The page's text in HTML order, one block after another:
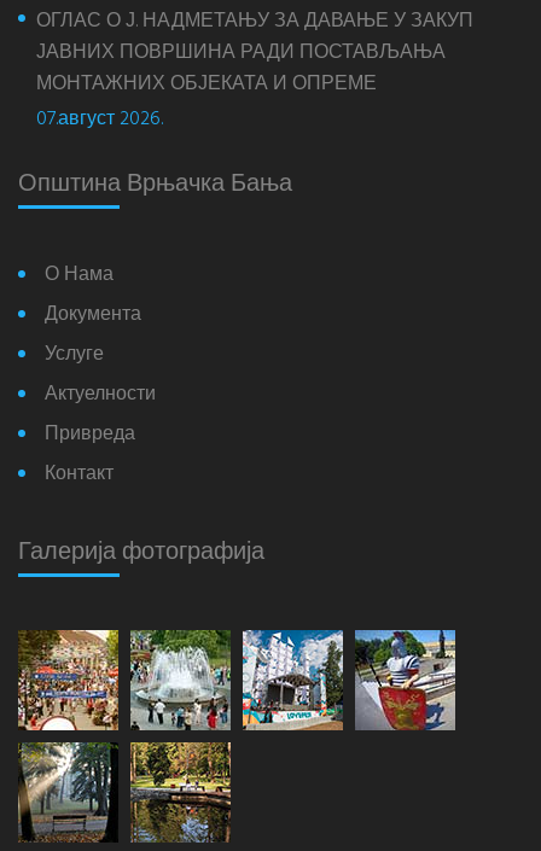
ОГЛАС О Ј. НАДМЕТАЊУ ЗА ДАВАЊЕ У ЗАКУП
ЈАВНИХ ПОВРШИНА РАДИ ПОСТАВЉАЊА
МОНТАЖНИХ ОБЈЕКАТА И ОПРЕМЕ
07.август 2026.
Општина Врњачка Бања
О Нама
Документа
Услуге
Актуелности
Привреда
Контакт
Галерија фотографија